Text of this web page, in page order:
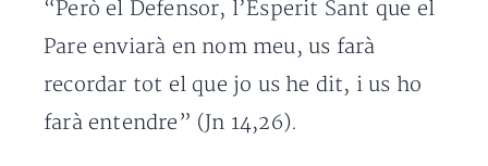
“Però el Defensor, l’Esperit Sant que el
Pare enviarà en nom meu, us farà
recordar tot el que jo us he dit, i us ho
farà entendre” (Jn 14,26).